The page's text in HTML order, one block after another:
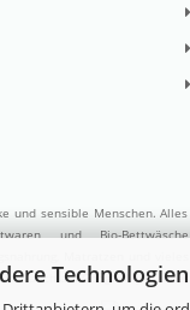
Technologien
und sensible Menschen.
undBio-Bettwäsche
uns auch aufGoogle My Business